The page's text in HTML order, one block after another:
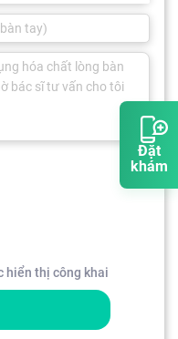
Đặt
khám
hiển thị công khai